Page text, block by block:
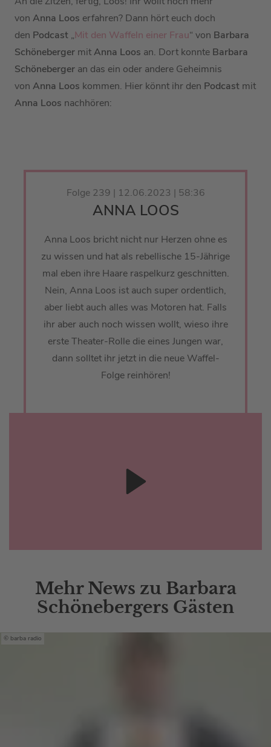
von Anna Loos erfahren? Dann hört euch doch
den Podcast „Mit den Waffeln einer Frau“ von Barbara
Schöneberger mitAnna Loos an. Dort konnte Barbara
Schöneberger an das ein oder andere Geheimnis
von Anna Loos kommen. Hier könnt ihr den Podcast mit
Anna Loos nachhören:
Folge 239 | 12.06.2023 | 58:36
ANNA LOOS
Anna Loos bricht nicht nur Herzen ohne es
zu wissen und hat als rebellische 15-Jährige
mal eben ihre Haare raspelkurz geschnitten.
Nein, Anna Loos ist auch super ordentlich,
aber liebt auch alles was Motoren hat. Falls
ihr aber auch noch wissen wollt, wieso ihre
erste Theater-Rolle die eines Jungen war,
dann solltet ihr jetzt in die neue Waffel-
Folge reinhören!
Mehr News zu Barbara
Schönebergers Gästen
barba radio